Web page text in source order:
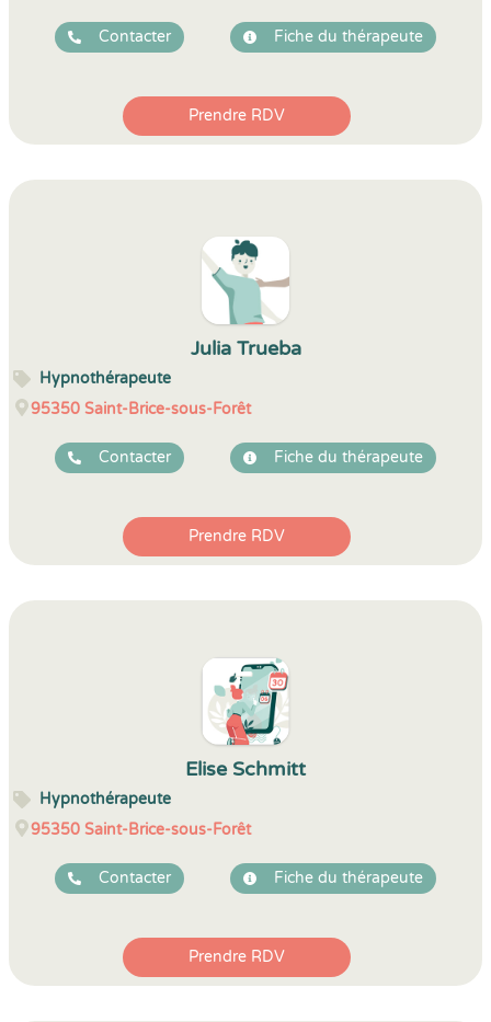
Contacter Fiche du thérapeute
Prendre RDV
Julia Trueba
Hypnothérapeute
95350 Saint-Brice-sous-Forêt
Contacter Fiche du thérapeute
Prendre RDV
Elise Schmitt
Hypnothérapeute
95350 Saint-Brice-sous-Forêt
Contacter Fiche du thérapeute
Prendre RDV